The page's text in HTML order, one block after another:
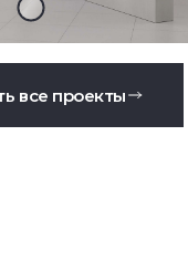
все проекты